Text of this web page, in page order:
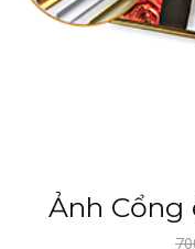
Ảnh Cổng